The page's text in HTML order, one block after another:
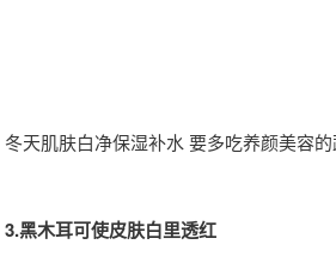
冬天肌肤白净保湿补水 要多吃养颜美容
3.黑木耳可使皮肤白里透红